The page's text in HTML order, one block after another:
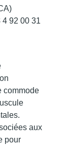
4 92 00 31
commode
aux
pour